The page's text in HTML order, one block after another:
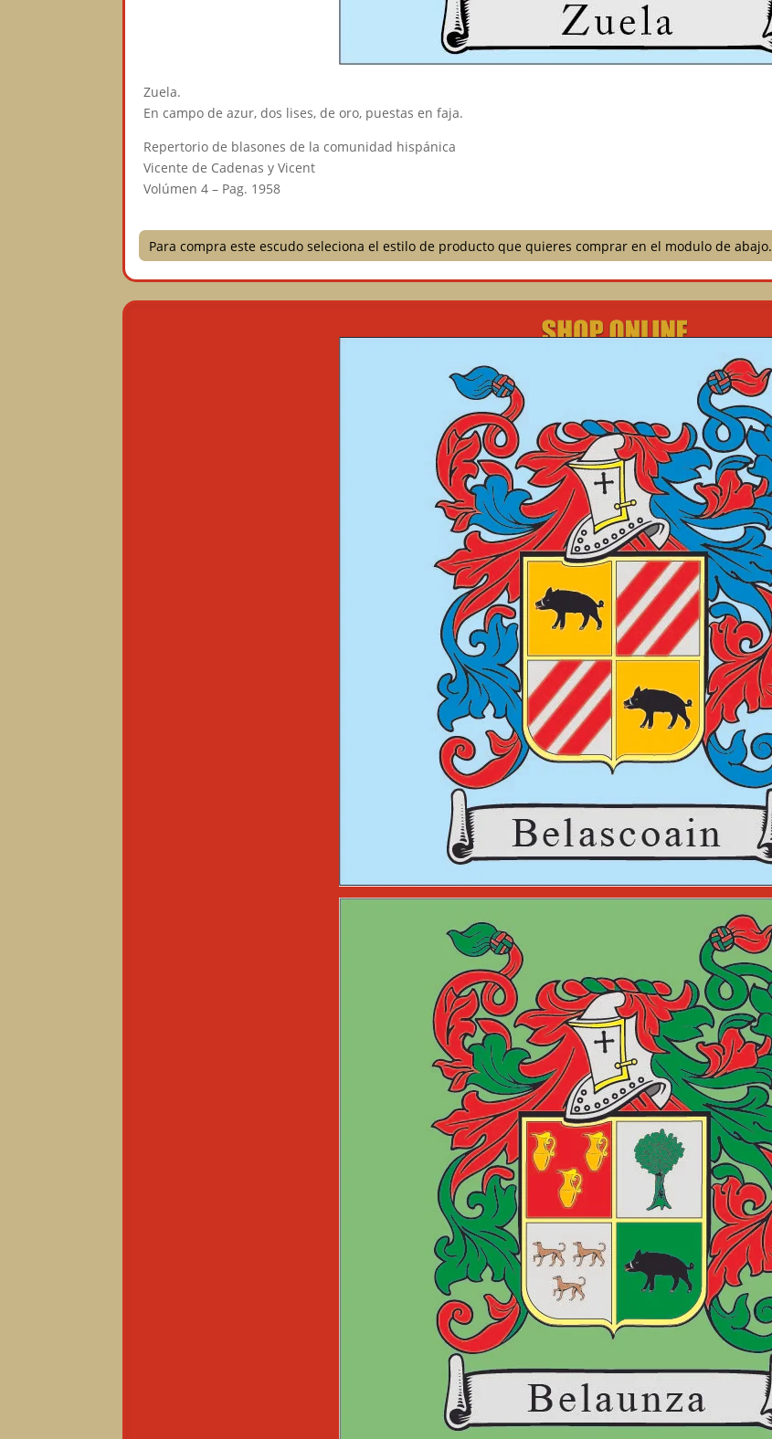
Zuela.
En campo de azur, dos lises, de oro, puestas en faja.
Repertorio de blasones de la comunidad hispánica
Vicente de Cadenas y Vicent
Volúmen 4 – Pag. 1958
Para compra este escudo seleciona el estilo de producto que quieres comprar en el modulo de abajo.